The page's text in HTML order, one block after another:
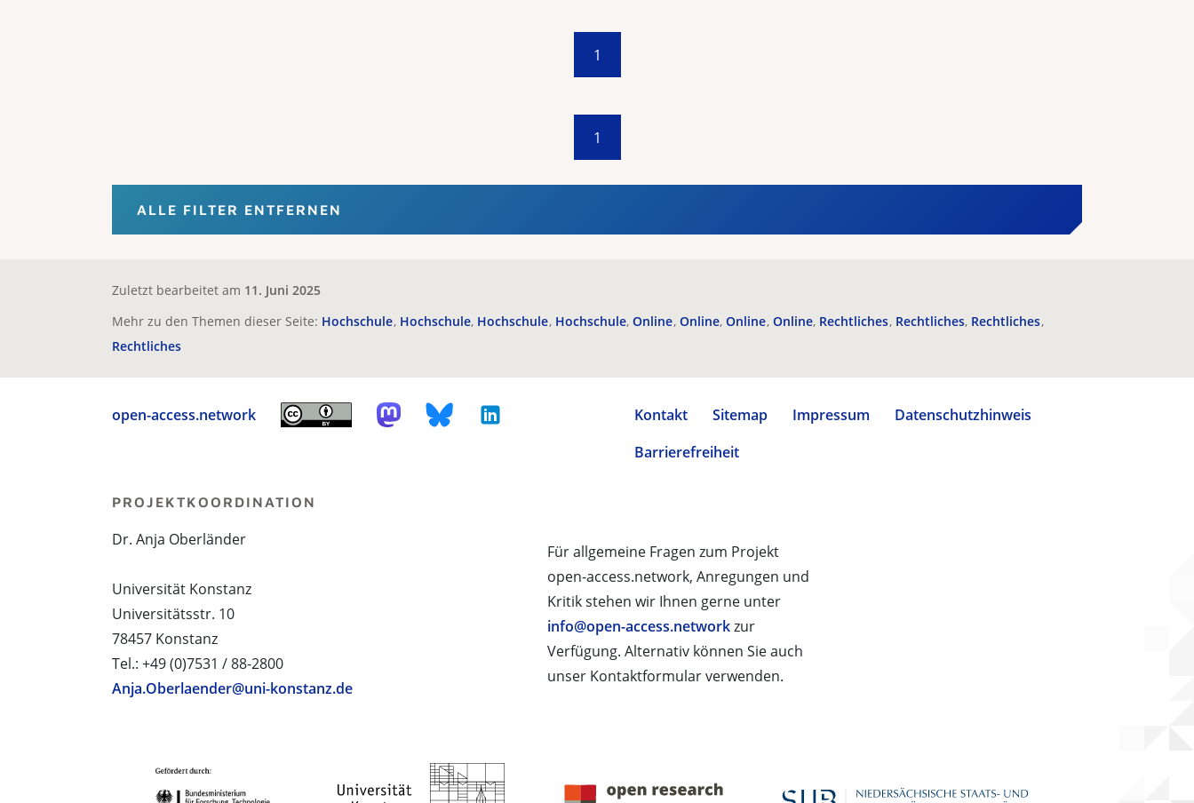
1
1
ALLE FILTER ENTFERNEN
Zuletzt bearbeitet am 11. Juni 2025
Mehr zu den Themen dieser Seite: Hochschule Hochschule Hochschule Hochschule Online Online Online Online Rechtliches Rechtliches Rechtliches
Rechtliches
open-access.network Kontakt Sitemap Impressum
Datenschutzhinweis
Barrierefreiheit
Für allgemeine Fragen zum Projekt
open-access.network, Anregungen und
Kritik stehen wir Ihnen gerne unter
info@open-access.networkzur
Verfügung. Alternativ können Sie auch
unser Kontaktformular verwenden.
PROJEKTKOORDINATION
Dr. Anja Oberländer
Universität Konstanz
Universitätsstr. 10
78457 Konstanz
Tel.: +49 (0)7531 / 88-2800
Anja.Oberlaender@uni-konstanz.de